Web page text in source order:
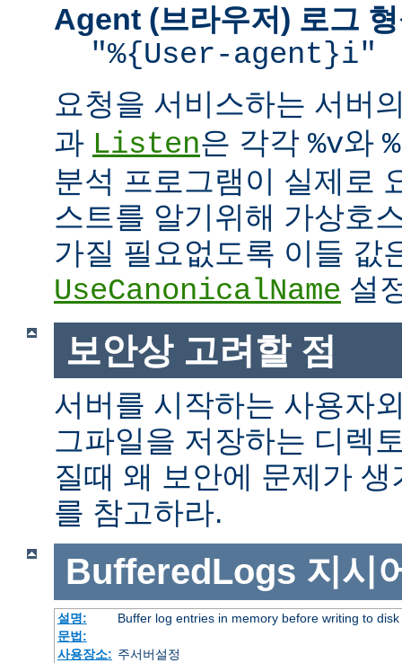
Agent (브라우저) 로그
"%{User-agent}i"
요청을 서비스하는 서버
과 Listen은 각각 %v와
분석 프로그램이 실제로
스트를 알기위해 가상호
가질 필요없도록 이들 값
UseCanonicalName 설
보안상 고려할 점
서버를 시작하는 사용자
그파일을 저장하는 디렉
질때 왜 보안에 문제가
를 참고하라.
BufferedLogs 지시
설명:
Buffer log entries in memory before writing to disk
문법:
사용장소: 주서버설정